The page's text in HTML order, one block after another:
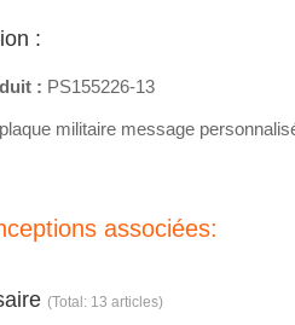
:
: PS155226-13
militaire message
associées:
(Total: 13 articles)